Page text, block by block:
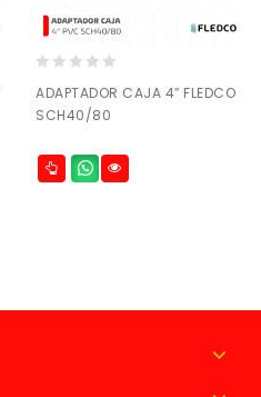
out
of
ADAPTADOR CAJA 4″ FLEDCO
SCH40/80